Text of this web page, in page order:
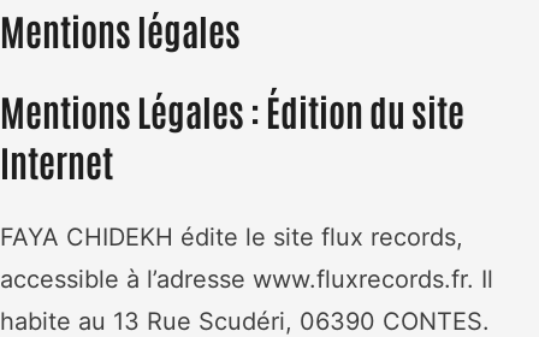
Mentions légales
Mentions Légales : Édition du site
Internet
FAYA CHIDEKH édite le site flux records,
accessible à l’adresse www.fluxrecords.fr. Il
habite au 13 Rue Scudéri, 06390 CONTES.